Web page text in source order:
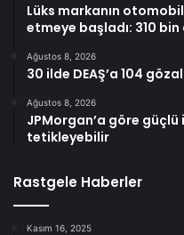
Lüks markanın
etmeye başladı: 310
Ağustos 8, 2026
30 ilde DEAŞ’a 104
Ağustos 8, 2026
JPMorgan’a göre güçlü
tetikleyebilir
Rastgele Haberler
Kasım 16, 2025